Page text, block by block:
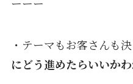
・テーマもお客さんも
にどう進めたらいいか